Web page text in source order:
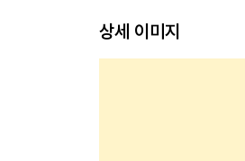
2. 미래 기술 산업 : AI 기
3. 산업 융합 산업 : 기
상세 이미지